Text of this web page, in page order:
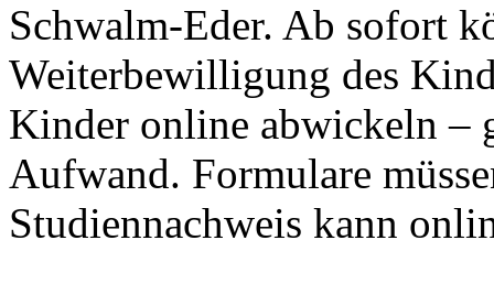
Schwalm-Eder. Ab sofort
Weiterbewilligung des
Kinder online abwickeln –
Aufwand. Formulare
Studiennachweis kann